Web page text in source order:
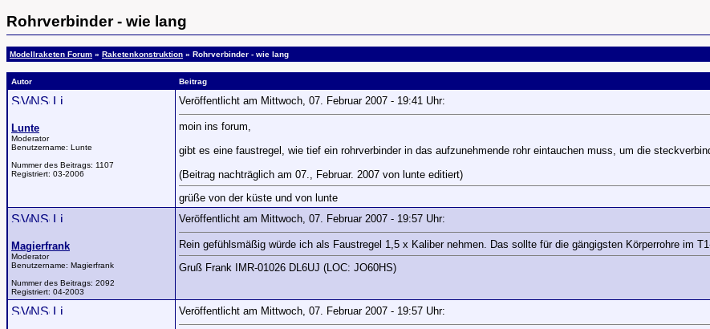
Rohrverbinder - wie lang
Modellraketen Forum » Raketenkonstruktion » Rohrverbinder - wie lang
Autor Beitrag
Lunte
Moderator
Benutzername: Lunte
Nummer des Beitrags: 1107
Registriert: 03-2006
Veröffentlicht am Mittwoch, 07. Februar 2007 - 19:41 Uhr:
moin ins forum,
gibt es eine faustregel, wie tief ein rohrverbinder in das aufzunehmende rohr eintauchen muss, um die
(Beitrag nachträglich am 07., Februar. 2007 von lunte editiert)
grüße von der küste und von lunte
Magierfrank
Moderator
Benutzername: Magierfrank
Nummer des Beitrags: 2092
Registriert: 04-2003
Veröffentlicht am Mittwoch, 07. Februar 2007 - 19:57 Uhr:
Rein gefühlsmäßig würde ich als Faustregel 1,5 x Kaliber nehmen. Das sollte für die gängigsten Körperrohre im
Gruß Frank IMR-01026 DL6UJ (LOC: JO60HS)
Veröffentlicht am Mittwoch, 07. Februar 2007 - 19:57 Uhr: